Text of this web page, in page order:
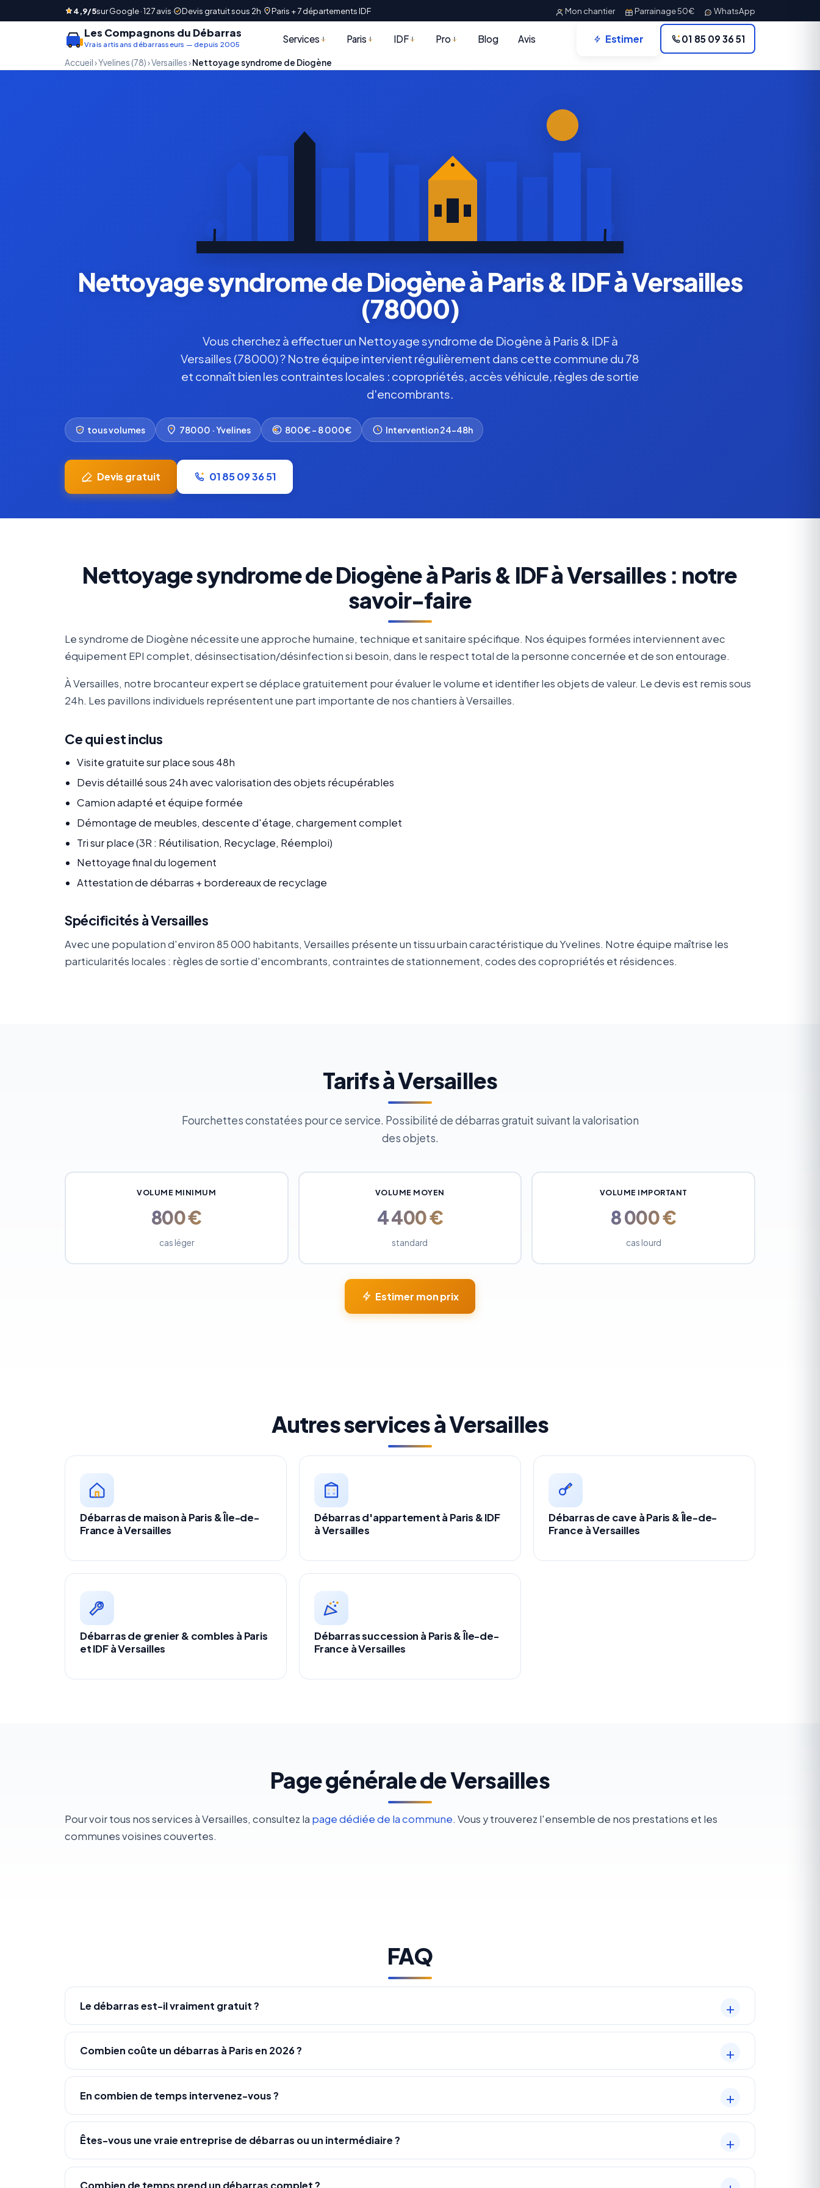
4,9/5sur Google · 127 avis· Devis gratuit sous 2h· Paris + 7 départements IDF Mon chantier Parrainage 50€ WhatsApp
Les Compagnons du Débarras
Vrais artisans débarrasseurs — depuis 2005 Services Paris IDF Pro Blog Avis Estimer 01 85 09 36 51
Accueil›Yvelines (78)›Versailles›Nettoyage syndrome de Diogène
Nettoyage syndrome de Diogène à Paris & IDF à Versailles
(78000)
Vous cherchez à effectuer un Nettoyage syndrome de Diogène à Paris & IDF à
Versailles (78000) ? Notre équipe intervient régulièrement dans cette commune du 78
et connaît bien les contraintes locales : copropriétés, accès véhicule, règles de sortie
d'encombrants.
tous volumes 78000 · Yvelines 800€ – 8 000€ Intervention 24-48h
Devis gratuit 01 85 09 36 51
Nettoyage syndrome de Diogène à Paris & IDF à Versailles : notre
savoir-faire
Le syndrome de Diogène nécessite une approche humaine, technique et sanitaire spécifique. Nos équipes formées interviennent avec
équipement EPI complet, désinsectisation/désinfection si besoin, dans le respect total de la personne concernée et de son entourage.
À Versailles, notre brocanteur expert se déplace gratuitement pour évaluer le volume et identifier les objets de valeur. Le devis est remis sous
24h. Les pavillons individuels représentent une part importante de nos chantiers à Versailles.
Ce qui est inclus
Visite gratuite sur place sous 48h
Devis détaillé sous 24h avec valorisation des objets récupérables
Camion adapté et équipe formée
Démontage de meubles, descente d'étage, chargement complet
Tri sur place (3R : Réutilisation, Recyclage, Réemploi)
Nettoyage final du logement
Attestation de débarras + bordereaux de recyclage
Spécificités à Versailles
Avec une population d'environ 85 000 habitants, Versailles présente un tissu urbain caractéristique du Yvelines. Notre équipe maîtrise les
particularités locales : règles de sortie d'encombrants, contraintes de stationnement, codes des copropriétés et résidences.
Tarifs à Versailles
Fourchettes constatées pour ce service. Possibilité de débarras gratuit suivant la valorisation
des objets.
VOLUME MINIMUM
800 €
cas léger
VOLUME MOYEN
4 400 €
standard
VOLUME IMPORTANT
8 000 €
cas lourd
Estimer mon prix
Autres services à Versailles
Débarras de maison à Paris & Île-de-
France à Versailles
Débarras d'appartement à Paris & IDF
à Versailles
Débarras de cave à Paris & Île-de-
France à Versailles
Débarras de grenier & combles à Paris
et IDF à Versailles
Débarras succession à Paris & Île-de-
France à Versailles
Page générale de Versailles
Pour voir tous nos services à Versailles, consultez la page dédiée de la commune. Vous y trouverez l'ensemble de nos prestations et les
communes voisines couvertes.
FAQ
Le débarras est-il vraiment gratuit ?
Combien coûte un débarras à Paris en 2026 ?
En combien de temps intervenez-vous ?
Êtes-vous une vraie entreprise de débarras ou un intermédiaire ?
Combien de temps prend un débarras complet ?